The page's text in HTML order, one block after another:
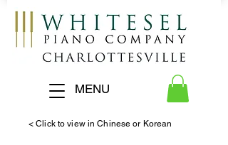
< Click to view in Chinese or Korean
MENU